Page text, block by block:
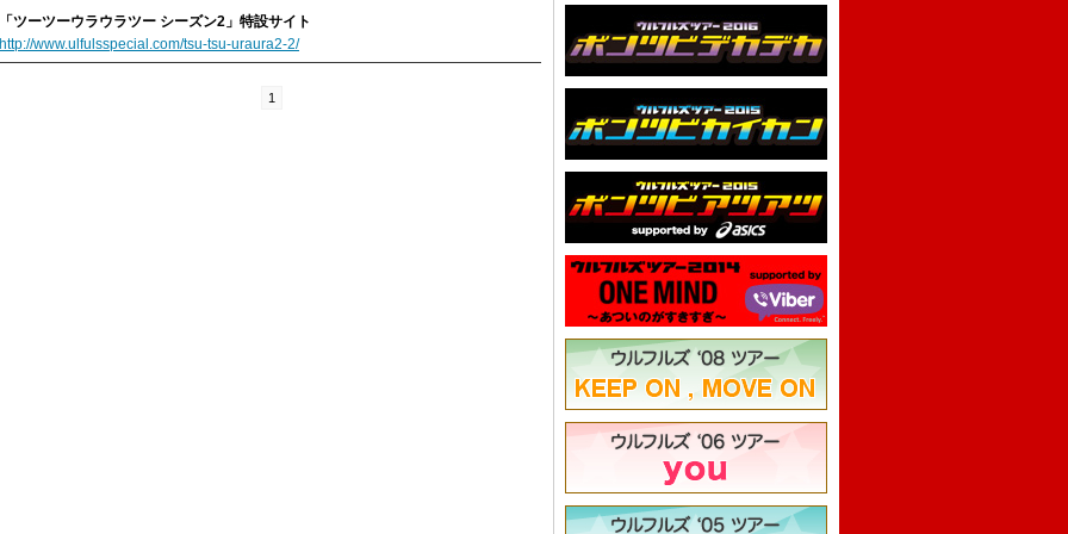
「ツーツーウラウラツー シーズン2」特設サイト
http://www.ulfulsspecial.com/tsu-tsu-uraura2-2/
1